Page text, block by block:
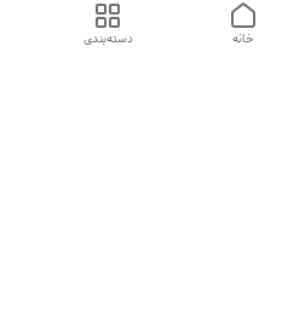
دسته‌بندی خانه